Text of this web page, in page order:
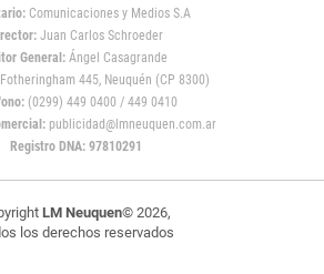
Comunicaciones y Medios S.A
Juan Carlos Schroeder
General:Ángel Casagrande
445, Neuquén (CP 8300)
(0299) 449 0400 / 449 0410
publicidad@lmneuquen.com.ar
Registro DNA: 97810291
LM Neuquen© 2026,
los derechos reservados